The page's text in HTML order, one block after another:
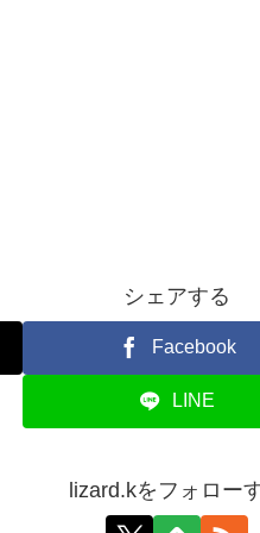
シェアする
Facebook
LINE
lizard.kをフォロー